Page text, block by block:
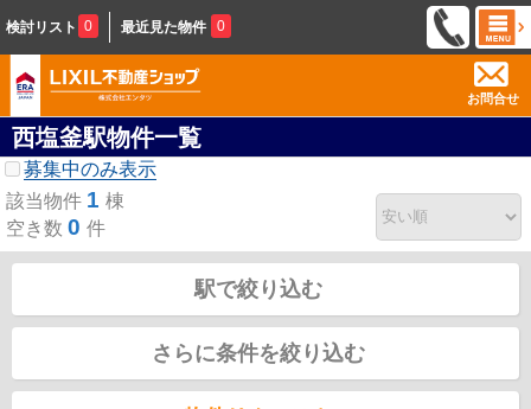
検討リスト 0 最近見た物件 0
お問合せ
西塩釜駅物件一覧
募集中のみ表示
該当物件 1 棟
空き数 0 件
駅で絞り込む
さらに条件を絞り込む